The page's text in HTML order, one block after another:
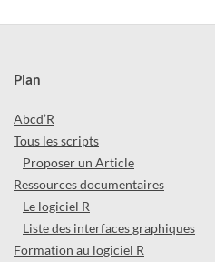
Plan
Abcd’R
Tous les scripts
Proposer un Article
Ressources documentaires
Le logiciel R
Liste des interfaces graphiques
Formation au logiciel R